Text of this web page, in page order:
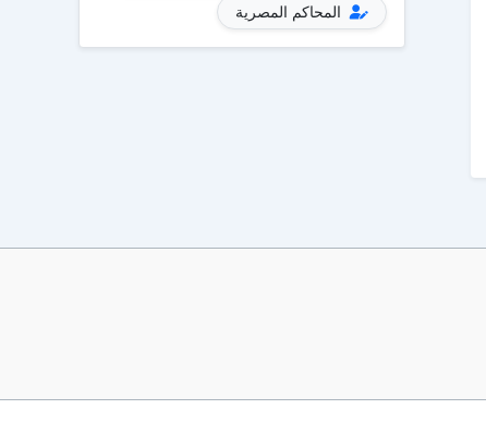
المحاكم المصرية